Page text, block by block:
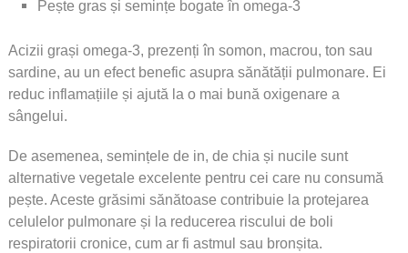
Pește gras și semințe bogate în omega-3
Acizii grași omega-3, prezenți în somon, macrou, ton sau
sardine, au un efect benefic asupra sănătății pulmonare. Ei
reduc inflamațiile și ajută la o mai bună oxigenare a
sângelui.
De asemenea, semințele de in, de chia și nucile sunt
alternative vegetale excelente pentru cei care nu consumă
pește. Aceste grăsimi sănătoase contribuie la protejarea
celulelor pulmonare și la reducerea riscului de boli
respiratorii cronice, cum ar fi astmul sau bronșita.